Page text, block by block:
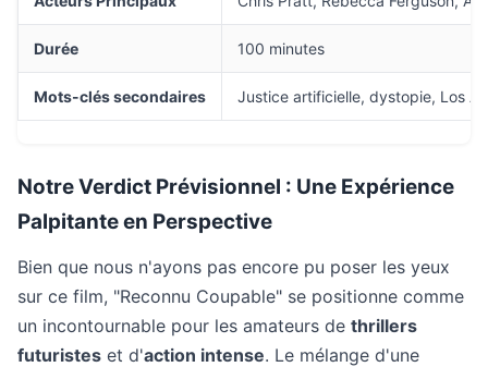
Durée 100 minutes
Mots-clés secondaires Justice artificielle, dystopie, Los
Notre Verdict Prévisionnel : Une Expérience
Palpitante en Perspective
Bien que nous n'ayons pas encore pu poser les yeux
sur ce film, "Reconnu Coupable" se positionne comme
un incontournable pour les amateurs de thrillers
futuristes et d'action intense. Le mélange d'une